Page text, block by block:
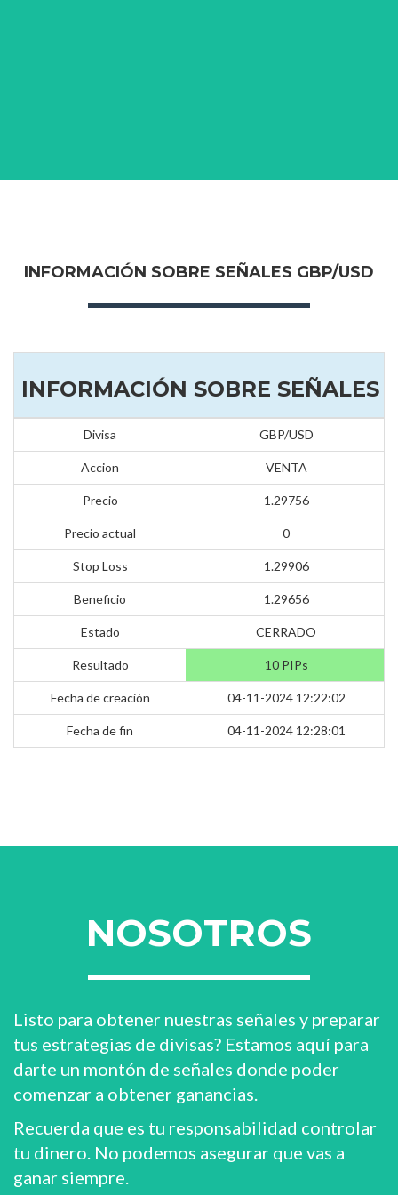
INFORMACIÓN SOBRE SEÑALES GBP/USD
INFORMACIÓN SOBRE SEÑALES
Divisa GBP/USD
Accion VENTA
Precio 1.29756
Precio actual 0
Stop Loss 1.29906
Beneficio 1.29656
Estado CERRADO
Resultado 10 PIPs
Fecha de creación 04-11-2024 12:22:02
Fecha de fin 04-11-2024 12:28:01
NOSOTROS
Listo para obtener nuestras señales y preparar
tus estrategias de divisas? Estamos aquí para
darte un montón de señales donde poder
comenzar a obtener ganancias.
Recuerda que es tu responsabilidad controlar
tu dinero. No podemos asegurar que vas a
ganar siempre.